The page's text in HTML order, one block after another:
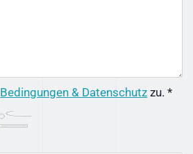
Bedingungen & Datenschutz zu. *